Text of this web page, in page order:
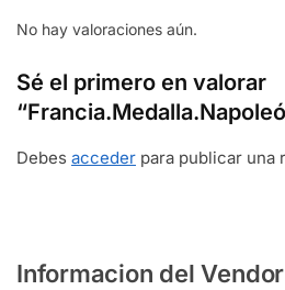
No hay valoraciones aún.
Sé el primero en valorar
Debes acceder para publicar una
Informacion del Vendor